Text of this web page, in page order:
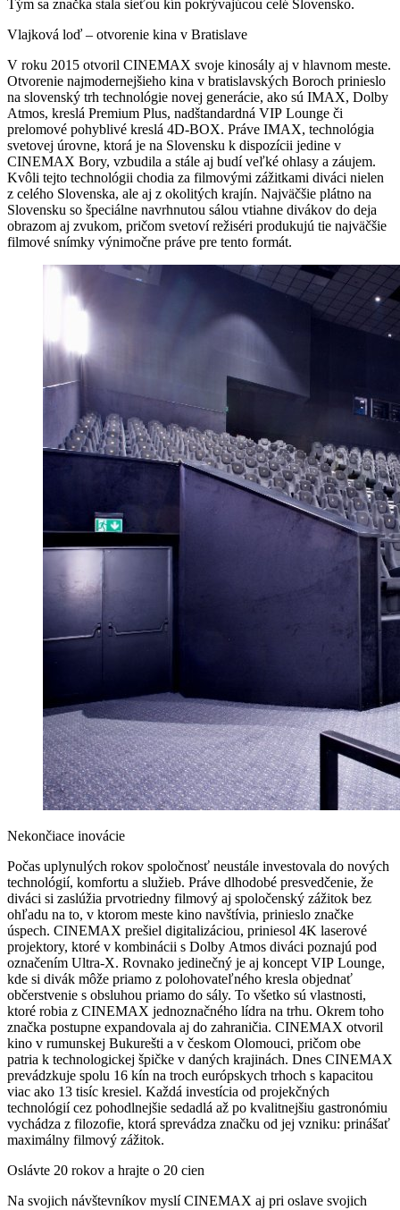
Tým sa značka stala sieťou kín pokrývajúcou celé Slovensko.
Vlajková loď – otvorenie kina v Bratislave
V roku 2015 otvoril CINEMAX svoje kinosály aj v hlavnom meste.
Otvorenie najmodernejšieho kina v bratislavských Boroch prinieslo
na slovenský trh technológie novej generácie, ako sú IMAX, Dolby
Atmos, kreslá Premium Plus, nadštandardná VIP Lounge či
prelomové pohyblivé kreslá 4D-BOX. Práve IMAX, technológia
svetovej úrovne, ktorá je na Slovensku k dispozícii jedine v
CINEMAX Bory, vzbudila a stále aj budí veľké ohlasy a záujem.
Kvôli tejto technológii chodia za filmovými zážitkami diváci nielen
z celého Slovenska, ale aj z okolitých krajín. Najväčšie plátno na
Slovensku so špeciálne navrhnutou sálou vtiahne divákov do deja
obrazom aj zvukom, pričom svetoví režiséri produkujú tie najväčšie
filmové snímky výnimočne práve pre tento formát.
Nekončiace inovácie
Počas uplynulých rokov spoločnosť neustále investovala do nových
technológií, komfortu a služieb. Práve dlhodobé presvedčenie, že
diváci si zaslúžia prvotriedny filmový aj spoločenský zážitok bez
ohľadu na to, v ktorom meste kino navštívia, prinieslo značke
úspech. CINEMAX prešiel digitalizáciou, priniesol 4K laserové
projektory, ktoré v kombinácii s Dolby Atmos diváci poznajú pod
označením Ultra-X. Rovnako jedinečný je aj koncept VIP Lounge,
kde si divák môže priamo z polohovateľného kresla objednať
občerstvenie s obsluhou priamo do sály. To všetko sú vlastnosti,
ktoré robia z CINEMAX jednoznačného lídra na trhu. Okrem toho
značka postupne expandovala aj do zahraničia. CINEMAX otvoril
kino v rumunskej Bukurešti a v českom Olomouci, pričom obe
patria k technologickej špičke v daných krajinách. Dnes CINEMAX
prevádzkuje spolu 16 kín na troch európskych trhoch s kapacitou
viac ako 13 tisíc kresiel. Každá investícia od projekčných
technológií cez pohodlnejšie sedadlá až po kvalitnejšiu gastronómiu
vychádza z filozofie, ktorá sprevádza značku od jej vzniku: prinášať
maximálny filmový zážitok.
Oslávte 20 rokov a hrajte o 20 cien
Na svojich návštevníkov myslí CINEMAX aj pri oslave svojich